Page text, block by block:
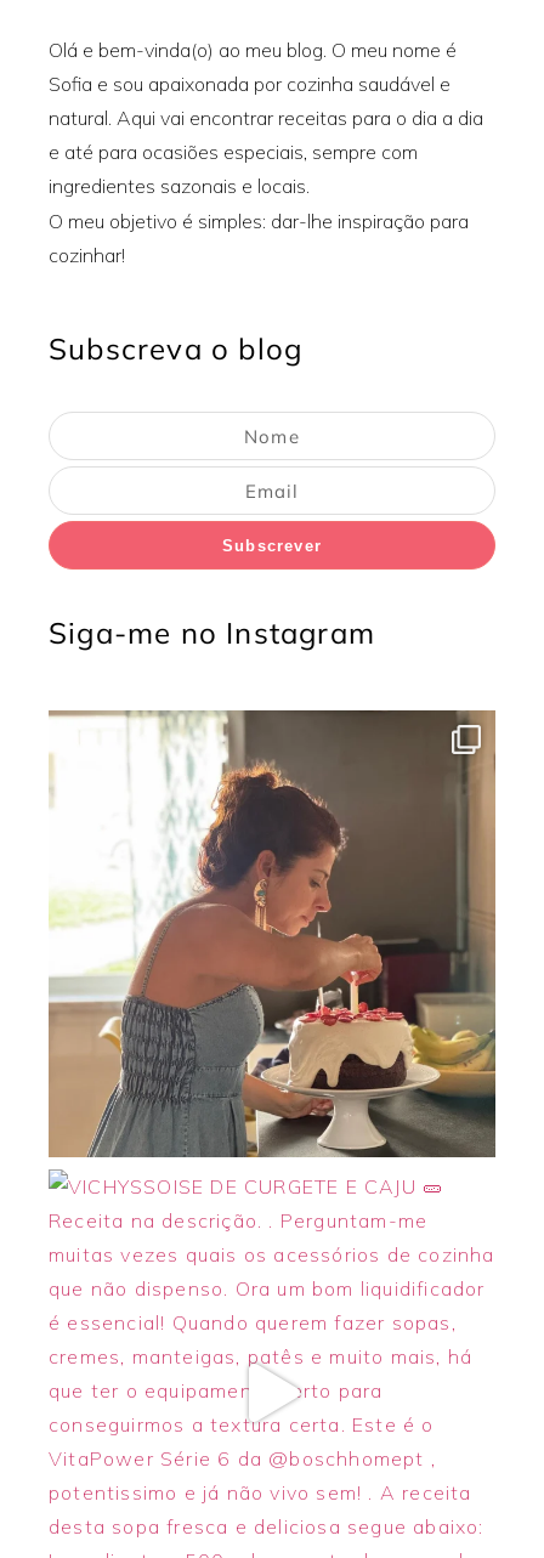
Olá e bem-vinda(o) ao meu blog. O meu nome é
Sofia e sou apaixonada por cozinha saudável e
natural. Aqui vai encontrar receitas para o dia a dia
e até para ocasiões especiais, sempre com
ingredientes sazonais e locais.
O meu objetivo é simples: dar-lhe inspiração para
cozinhar!
Subscreva o blog
Subscrever
Siga-me no Instagram